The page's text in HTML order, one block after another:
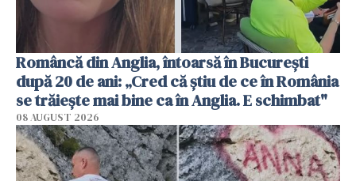
Româncă din Anglia, întoarsă în București
după 20 de ani: „Cred că știu de ce în România
se trăiește mai bine ca în Anglia. E schimbat"
08 AUGUST 2026